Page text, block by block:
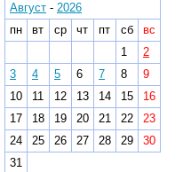
Август - 2026
пн
вт ср чт пт сб
вс
1
2
3
4 5 6 7 8
9
10
11 12 13 14 15
16
17
18 19 20 21 22
23
24
25 26 27 28 29
30
31